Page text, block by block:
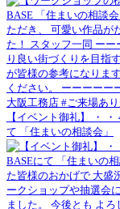
【イベント御礼】 ・
て 「住まいの相談会」